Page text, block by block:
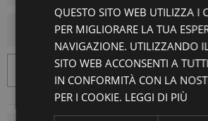
AGGIUNGI AL
QUESTO SITO WEB UTILIZZA I
PER MIGLIORARE LA TUA
NAVIGAZIONE. UTILIZZANDO
SITO WEB ACCONSENTI A
IN CONFORMITÀ CON LA
PER I COOKIE. LEGGI DI PIÙ